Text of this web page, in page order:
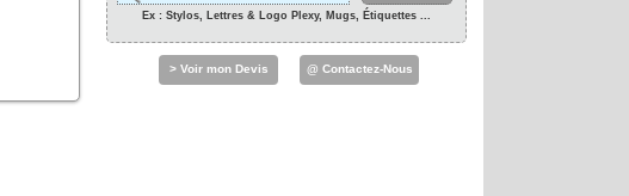
Ex : Stylos, Lettres & Logo Plexy, Mugs, Étiquettes ...
> Voir mon Devis @ Contactez-Nous